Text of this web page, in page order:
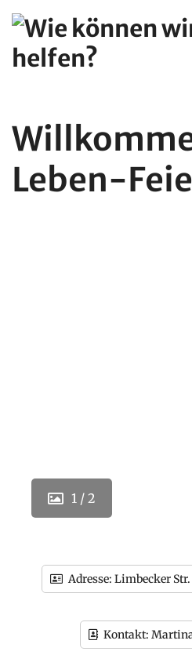
Leben-
1 / 2
Adresse: Limbecker
Kontakt: